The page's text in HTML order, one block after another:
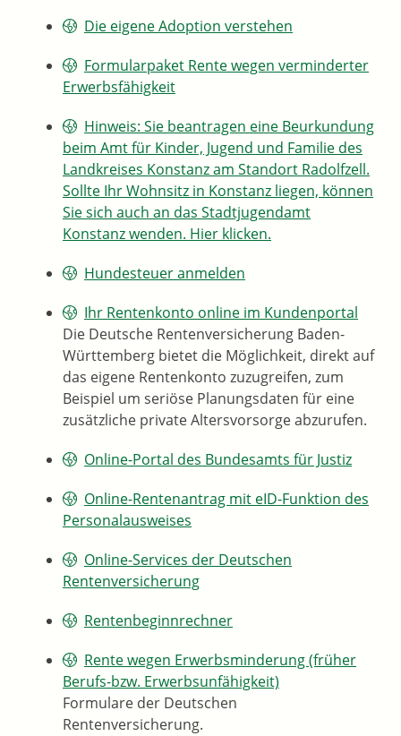
Die eigene Adoption verstehen
Formularpaket Rente wegen verminderter
Erwerbsfähigkeit
Hinweis: Sie beantragen eine Beurkundung
beim Amt für Kinder, Jugend und Familie des
Landkreises Konstanz am Standort Radolfzell.
Sollte Ihr Wohnsitz in Konstanz liegen, können
Sie sich auch an das Stadtjugendamt
Konstanz wenden. Hier klicken.
Hundesteuer anmelden
Ihr Rentenkonto online im Kundenportal
Die Deutsche Rentenversicherung Baden-
Württemberg bietet die Möglichkeit, direkt auf
das eigene Rentenkonto zuzugreifen, zum
Beispiel um seriöse Planungsdaten für eine
zusätzliche private Altersvorsorge abzurufen.
Online-Portal des Bundesamts für Justiz
Online-Rentenantrag mit eID-Funktion des
Personalausweises
Online-Services der Deutschen
Rentenversicherung
Rentenbeginnrechner
Rente wegen Erwerbsminderung (früher
Berufs-bzw. Erwerbsunfähigkeit)
Formulare der Deutschen
Rentenversicherung.